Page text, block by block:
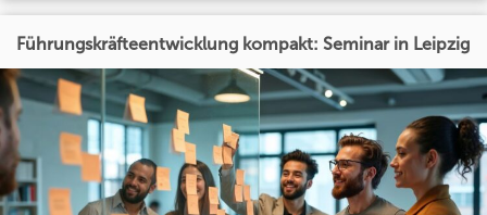
Führungskräfteentwicklung kompakt: Seminar in Leipzig